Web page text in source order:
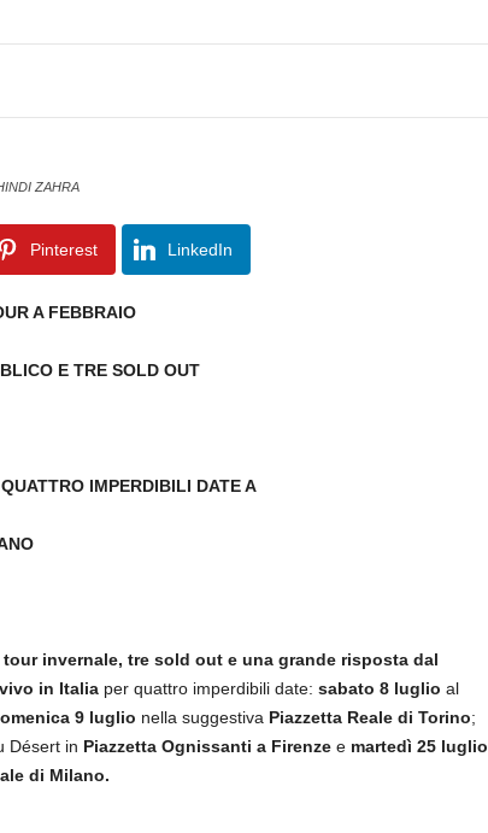
ZAHRA
Pinterest LinkedIn
A FEBBRAIO
E TRE SOLD OUT
IMPERDIBILI DATE A
invernale, tre sold out e una grande risposta dal
in Italiaper quattro imperdibili date: sabato 8 luglio al
9 luglio nella suggestiva Piazzetta Reale di Torino;
Désert in Piazzetta Ognissanti a Firenze e martedì 25 luglio
di Milano.